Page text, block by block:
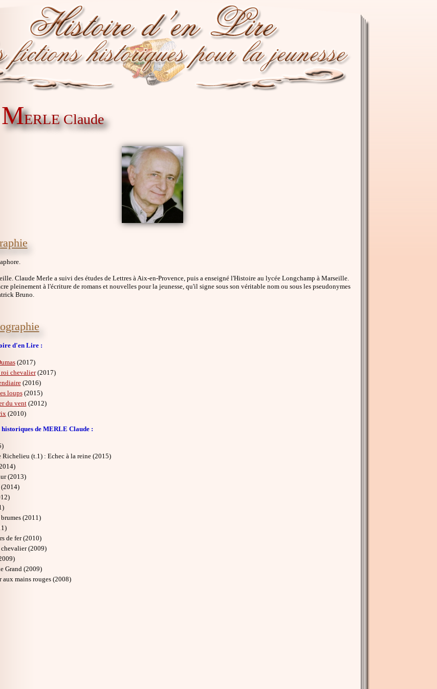
MERLE Claude
Claude Merle a suivi des études de Lettres à Aix-en-Provence, puis a enseigné l'Histoire au lycée Longchamp à Marseille.
pleinement à l'écriture de romans et nouvelles pour la jeunesse, qu'il signe sous son véritable nom ou sous les pseudonymes
Bruno.
d'en Lire :
(2017)
chevalier(2017)
(2016)
loups(2015)
du vent(2012)
(2010)
de MERLE Claude :
Richelieu (t.1) : Echec à la reine (2015)
(2013)
(2011)
de fer (2010)
(2009)
Grand (2009)
aux mains rouges (2008)